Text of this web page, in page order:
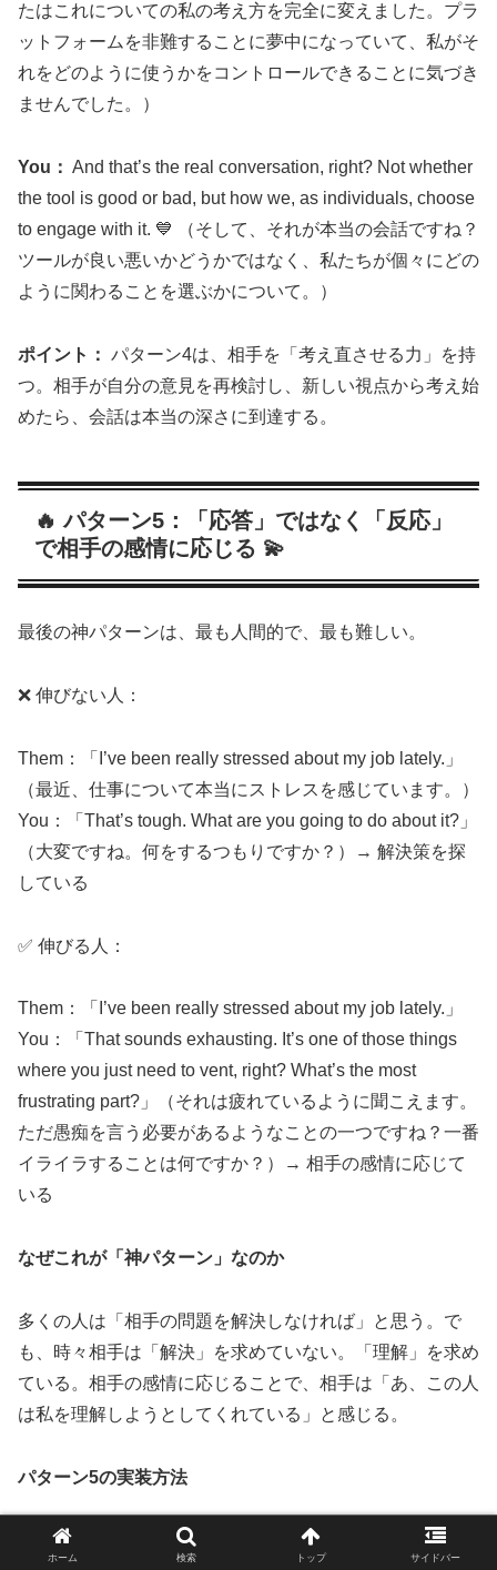
たはこれについての私の考え方を完全に変えました。プラ
ットフォームを非難することに夢中になっていて、私がそ
れをどのように使うかをコントロールできることに気づき
ませんでした。）
You： And that’s the real conversation, right? Not whether
the tool is good or bad, but how we, as individuals, choose
to engage with it. 💙 （そして、それが本当の会話ですね？
ツールが良い悪いかどうかではなく、私たちが個々にどの
ように関わることを選ぶかについて。）
ポイント： パターン4は、相手を「考え直させる力」を持
つ。相手が自分の意見を再検討し、新しい視点から考え始
めたら、会話は本当の深さに到達する。
🔥 パターン5：「応答」ではなく「反応」
で相手の感情に応じる 💫
最後の神パターンは、最も人間的で、最も難しい。
❌ 伸びない人：
Them：「I’ve been really stressed about my job lately.」
（最近、仕事について本当にストレスを感じています。）
You：「That’s tough. What are you going to do about it?」
（大変ですね。何をするつもりですか？）→ 解決策を探
している
✅ 伸びる人：
Them：「I’ve been really stressed about my job lately.」
You：「That sounds exhausting. It’s one of those things
where you just need to vent, right? What’s the most
frustrating part?」（それは疲れているように聞こえます。
ただ愚痴を言う必要があるようなことの一つですね？一番
イライラすることは何ですか？）→ 相手の感情に応じて
いる
なぜこれが「神パターン」なのか
多くの人は「相手の問題を解決しなければ」と思う。で
も、時々相手は「解決」を求めていない。「理解」を求め
ている。相手の感情に応じることで、相手は「あ、この人
は私を理解しようとしてくれている」と感じる。
パターン5の実装方法
• ステップ1：相手の感情を認識する（相手は今、何を感
ホーム 検索 トップ サイドバー